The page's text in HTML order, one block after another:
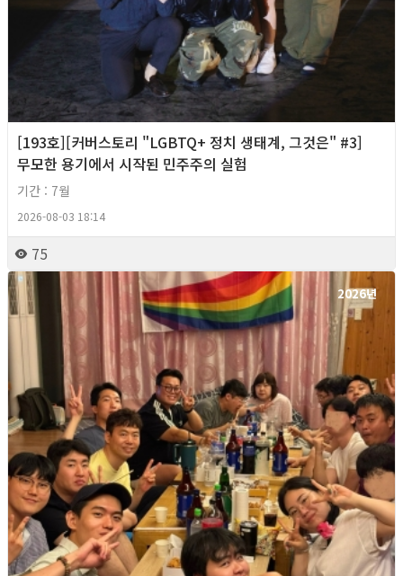
[193호][커버스토리 "LGBTQ+ 정치 생태계, 그것은" #3]
무모한 용기에서 시작된 민주주의 실험
기간 : 7월
2026-08-03 18:14
75
2026년